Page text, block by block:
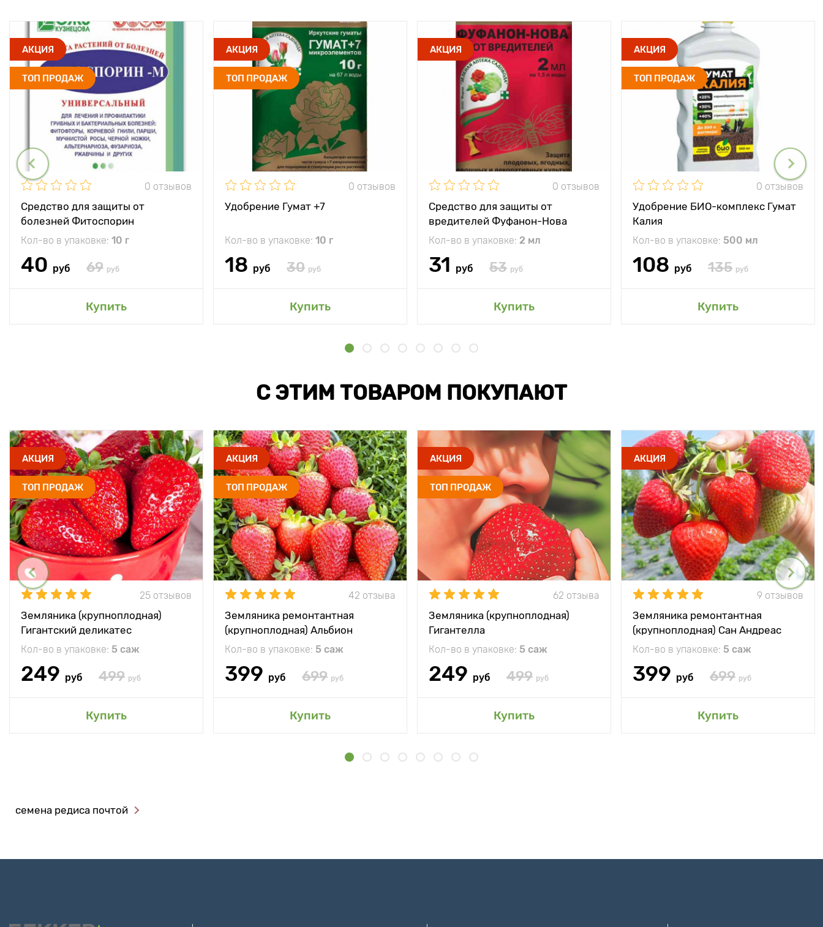
АКЦИЯ
ТОП ПРОДАЖ
0 отзывов
Средство для защиты от
болезней Фитоспорин
Кол-во в упаковке: 10 г
40 руб 69 руб
Купить
АКЦИЯ
ТОП ПРОДАЖ
0 отзывов
Удобрение Гумат +7
Кол-во в упаковке: 10 г
18 руб 30 руб
Купить
АКЦИЯ
0 отзывов
Средство для защиты от
вредителей Фуфанон-Нова
Кол-во в упаковке: 2 мл
31 руб 53 руб
Купить
АКЦИЯ
ТОП ПРОДАЖ
0 отзывов
Удобрение БИО-комплекс Гумат
Калия
Кол-во в упаковке: 500 мл
108 руб 135 руб
Купить
С ЭТИМ ТОВАРОМ ПОКУПАЮТ
АКЦИЯ
ТОП ПРОДАЖ
25 отзывов
Земляника (крупноплодная)
Гигантский деликатес
Кол-во в упаковке: 5 саж
249 руб 499 руб
Купить
АКЦИЯ
ТОП ПРОДАЖ
42 отзыва
Земляника ремонтантная
(крупноплодная) Альбион
Кол-во в упаковке: 5 саж
399 руб 699 руб
Купить
АКЦИЯ
ТОП ПРОДАЖ
62 отзыва
Земляника (крупноплодная)
Гигантелла
Кол-во в упаковке: 5 саж
249 руб 499 руб
Купить
АКЦИЯ
9 отзывов
Земляника ремонтантная
(крупноплодная) Сан Андреас
Кол-во в упаковке: 5 саж
399 руб 699 руб
Купить
семена редиса почтой